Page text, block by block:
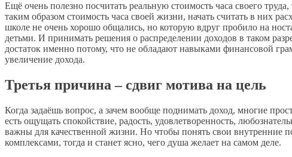
Ещё очень полезно посчитать реальную стоимость часа своего
таким образом стоимость часа своей жизни, начать считать в них
школе не очень хорошо общались, но которую вдруг пробило на
детьми. И принимать решения о распределении доходов в таком
достаток именно потому, что не обладают навыками финансовой
увеличение дохода.
Третья причина – сдвиг мотива на цель
Когда задаёшь вопрос, а зачем вообще поднимать доход, многие
есть ощущать спокойствие, радость, удовлетворенность,
важны для качественной жизни. Но чтобы понять свои внутренние
комплексами, тогда и станет ясно, чего душа желает на самом деле.